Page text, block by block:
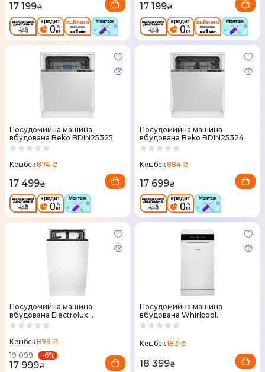
17 199₴ 17 199₴
Посудомийна машина
вбудована Beko BDIN25325
Кешбек874 ₴
17 499₴
Посудомийна машина
вбудована Beko BDIN25324
Кешбек884 ₴
17 699₴
Посудомийна машина
вбудована Electrolux
EEA71210L
Кешбек899 ₴
19 099
-6%
17 999₴
Посудомийна машина
вбудована Whirlpool
WSFO3O23PF
Кешбек183 ₴
18 399₴